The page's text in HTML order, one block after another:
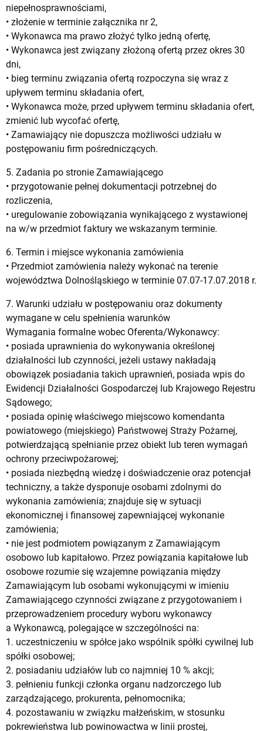
niepełnosprawnościami,
• złożenie w terminie załącznika nr 2,
• Wykonawca ma prawo złożyć tylko jedną ofertę,
• Wykonawca jest związany złożoną ofertą przez okres 30
dni,
• bieg terminu związania ofertą rozpoczyna się wraz z
upływem terminu składania ofert,
• Wykonawca może, przed upływem terminu składania ofert,
zmienić lub wycofać ofertę,
• Zamawiający nie dopuszcza możliwości udziału w
postępowaniu firm pośredniczących.
5. Zadania po stronie Zamawiającego
• przygotowanie pełnej dokumentacji potrzebnej do
rozliczenia,
• uregulowanie zobowiązania wynikającego z wystawionej
na w/w przedmiot faktury we wskazanym terminie.
6. Termin i miejsce wykonania zamówienia
• Przedmiot zamówienia należy wykonać na terenie
województwa Dolnośląskiego w terminie 07.07-17.07.2018 r.
7. Warunki udziału w postępowaniu oraz dokumenty
wymagane w celu spełnienia warunków
Wymagania formalne wobec Oferenta/Wykonawcy:
• posiada uprawnienia do wykonywania określonej
działalności lub czynności, jeżeli ustawy nakładają
obowiązek posiadania takich uprawnień, posiada wpis do
Ewidencji Działalności Gospodarczej lub Krajowego Rejestru
Sądowego;
• posiada opinię właściwego miejscowo komendanta
powiatowego (miejskiego) Państwowej Straży Pożarnej,
potwierdzającą spełnianie przez obiekt lub teren wymagań
ochrony przeciwpożarowej;
• posiada niezbędną wiedzę i doświadczenie oraz potencjał
techniczny, a także dysponuje osobami zdolnymi do
wykonania zamówienia; znajduje się w sytuacji
ekonomicznej i finansowej zapewniającej wykonanie
zamówienia;
• nie jest podmiotem powiązanym z Zamawiającym
osobowo lub kapitałowo. Przez powiązania kapitałowe lub
osobowe rozumie się wzajemne powiązania między
Zamawiającym lub osobami wykonującymi w imieniu
Zamawiającego czynności związane z przygotowaniem i
przeprowadzeniem procedury wyboru wykonawcy
a Wykonawcą, polegające w szczególności na:
1. uczestniczeniu w spółce jako wspólnik spółki cywilnej lub
spółki osobowej;
2. posiadaniu udziałów lub co najmniej 10 % akcji;
3. pełnieniu funkcji członka organu nadzorczego lub
zarządzającego, prokurenta, pełnomocnika;
4. pozostawaniu w związku małżeńskim, w stosunku
pokrewieństwa lub powinowactwa w linii prostej,